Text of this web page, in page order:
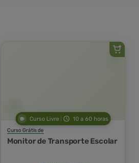
Curso Livre 10 a 60 horas
Curso Grátis de
Monitor de Transporte Escolar